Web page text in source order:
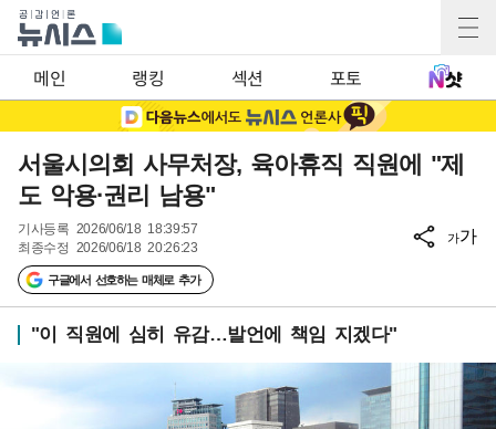
메인 랭킹 섹션 포토
서울시의회 사무처장, 육아휴직 직원에 "제
도 악용·권리 남용"
기사등록 2026/06/18 18:39:57
최종수정 2026/06/18 20:26:23
구글에서 선호하는 매체로 추가
가가
"이 직원에 심히 유감…발언에 책임 지겠다"